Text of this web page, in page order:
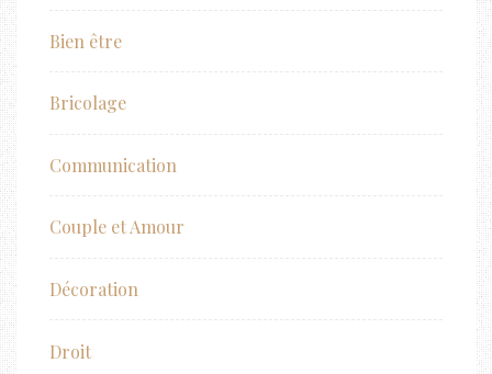
Bien être
Bricolage
Communication
Couple et Amour
Décoration
Droit